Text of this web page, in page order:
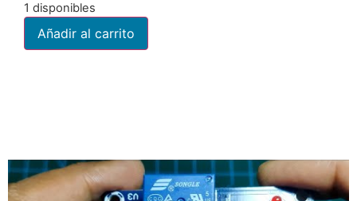
1 disponibles
Añadir al carrito